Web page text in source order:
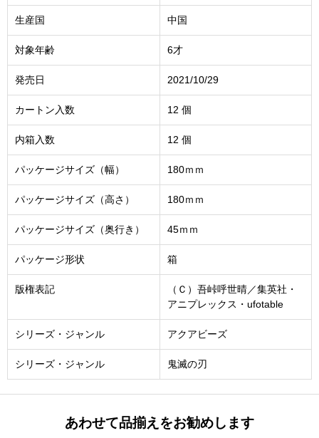
生産国 中国
対象年齢 6才
発売日 2021/10/29
カートン入数 12 個
内箱入数 12 個
パッケージサイズ（幅） 180ｍｍ
パッケージサイズ（高さ） 180ｍｍ
パッケージサイズ（奥行き） 45ｍｍ
パッケージ形状 箱
版権表記
（Ｃ）吾峠呼世晴／集英社・
アニプレックス・ufotable
シリーズ・ジャンル アクアビーズ
シリーズ・ジャンル 鬼滅の刃
あわせて品揃えをお勧めします